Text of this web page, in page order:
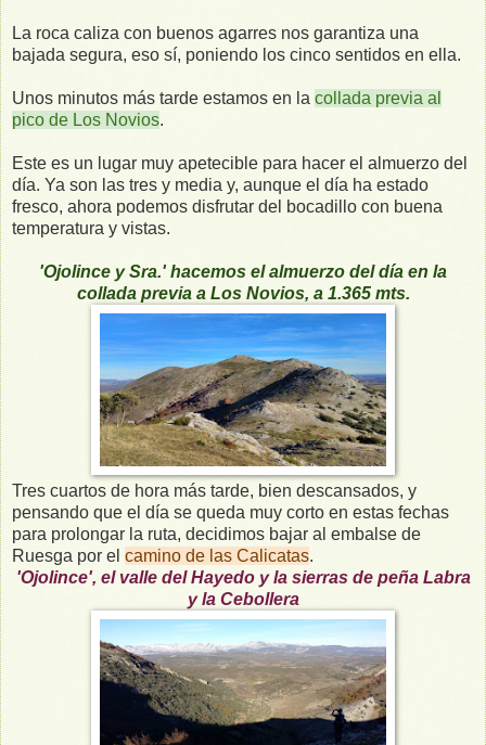
La roca caliza con buenos agarres nos garantiza una
bajada segura, eso sí, poniendo los cinco sentidos en ella.
Unos minutos más tarde estamos en la collada previa al
pico de Los Novios.
Este es un lugar muy apetecible para hacer el almuerzo del
día. Ya son las tres y media y, aunque el día ha estado
fresco, ahora podemos disfrutar del bocadillo con buena
temperatura y vistas.
'Ojolince y Sra.' hacemos el almuerzo del día en la
collada previa a Los Novios, a 1.365 mts.
Tres cuartos de hora más tarde, bien descansados, y
pensando que el día se queda muy corto en estas fechas
para prolongar la ruta, decidimos bajar al embalse de
Ruesga por el camino de las Calicatas.
'Ojolince', el valle del Hayedo y la sierras de peña Labra
y la Cebollera